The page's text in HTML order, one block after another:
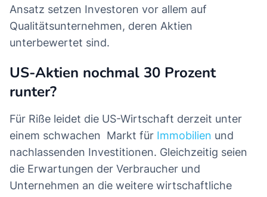
Ansatz setzen Investoren vor allem auf
Qualitätsunternehmen, deren Aktien
unterbewertet sind.
US-Aktien nochmal 30 Prozent
runter?
Für Riße leidet die US-Wirtschaft derzeit unter
einem schwachen Markt für Immobilien und
nachlassenden Investitionen. Gleichzeitig seien
die Erwartungen der Verbraucher und
Unternehmen an die weitere wirtschaftliche